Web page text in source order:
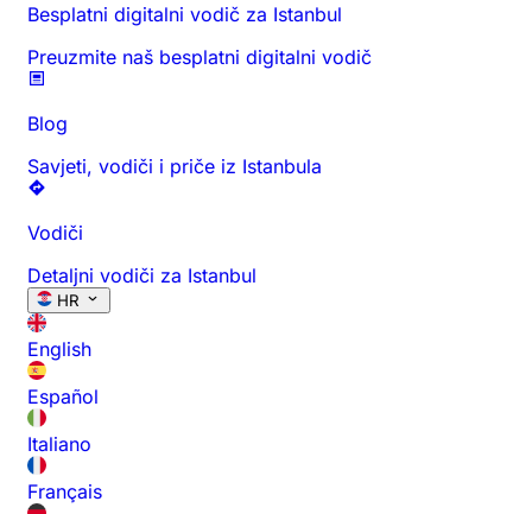
Besplatni digitalni vodič za Istanbul
Preuzmite naš besplatni digitalni vodič
Blog
Savjeti, vodiči i priče iz Istanbula
Vodiči
Detaljni vodiči za Istanbul
HR
English
Español
Italiano
Français